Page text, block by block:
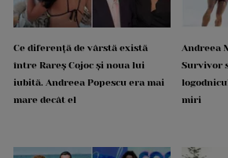
Ce diferență de vârstă există
între Rareș Cojoc și noua lui
iubită. Andreea Popescu era mai
mare decât el
Andreea
Survivor
miri